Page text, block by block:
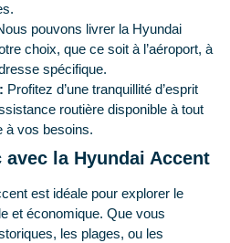
pouvons livrer la Hyundai
choix, que ce soit à l’aéroport, à
spécifique.
Profitez d’une tranquillité d’esprit
routière disponible à tout
à vos besoins.
avec la Hyundai Accent
est idéale pour explorer le
et économique. Que vous
les plages, ou les